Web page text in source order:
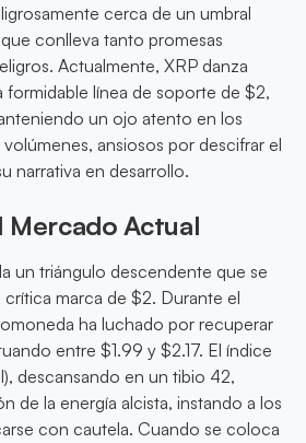
cerca de un umbral
conlleva tanto promesas
Actualmente, XRP danza
formidable línea de soporte de $2,
un ojo atento en los
ansiosos por descifrar el
narrativa en desarrollo.
Mercado Actual
un triángulo descendente que se
marca de $2. Durante el
ha luchado por recuperar
entre $1.99 y $2.17. El índice
descansando en un tibio 42,
de la energía alcista, instando a los
con cautela. Cuando se coloca